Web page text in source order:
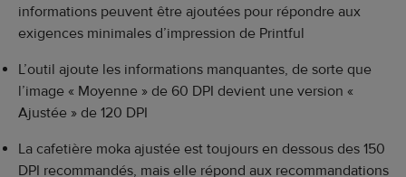
informations peuvent être ajoutées pour répondre aux
exigences minimales d’impression de Printful
L’outil ajoute les informations manquantes, de sorte que
l’image « Moyenne » de 60 DPI devient une version «
Ajustée » de 120 DPI
La cafetière moka ajustée est toujours en dessous des 150
DPI recommandés, mais elle répond aux recommandations